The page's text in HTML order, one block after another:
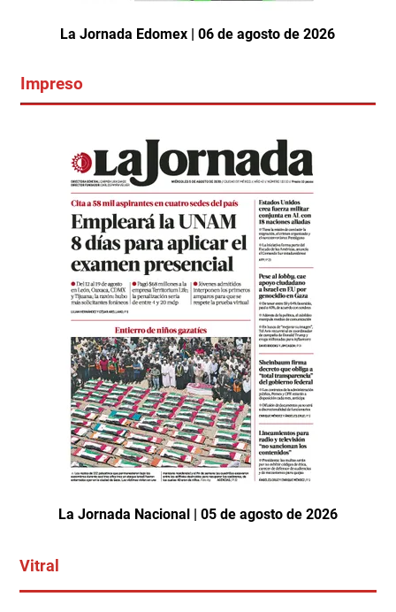
La Jornada Edomex | 06 de agosto de 2026
Impreso
La Jornada Nacional | 05 de agosto de 2026
Vitral